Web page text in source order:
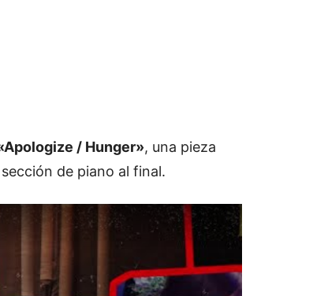
/ Hunger», una pieza
de piano al final.